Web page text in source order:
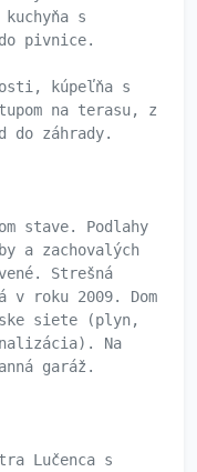
s
pivnice.
kúpeľňa s
na terasu, z
do záhrady.
stave. Podlahy
a zachovalých
Strešná
v roku 2009. Dom
siete (plyn,
Na
garáž.
Lučenca s